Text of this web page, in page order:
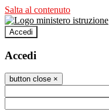
Salta al contenuto
Accedi
Accedi
button close ×